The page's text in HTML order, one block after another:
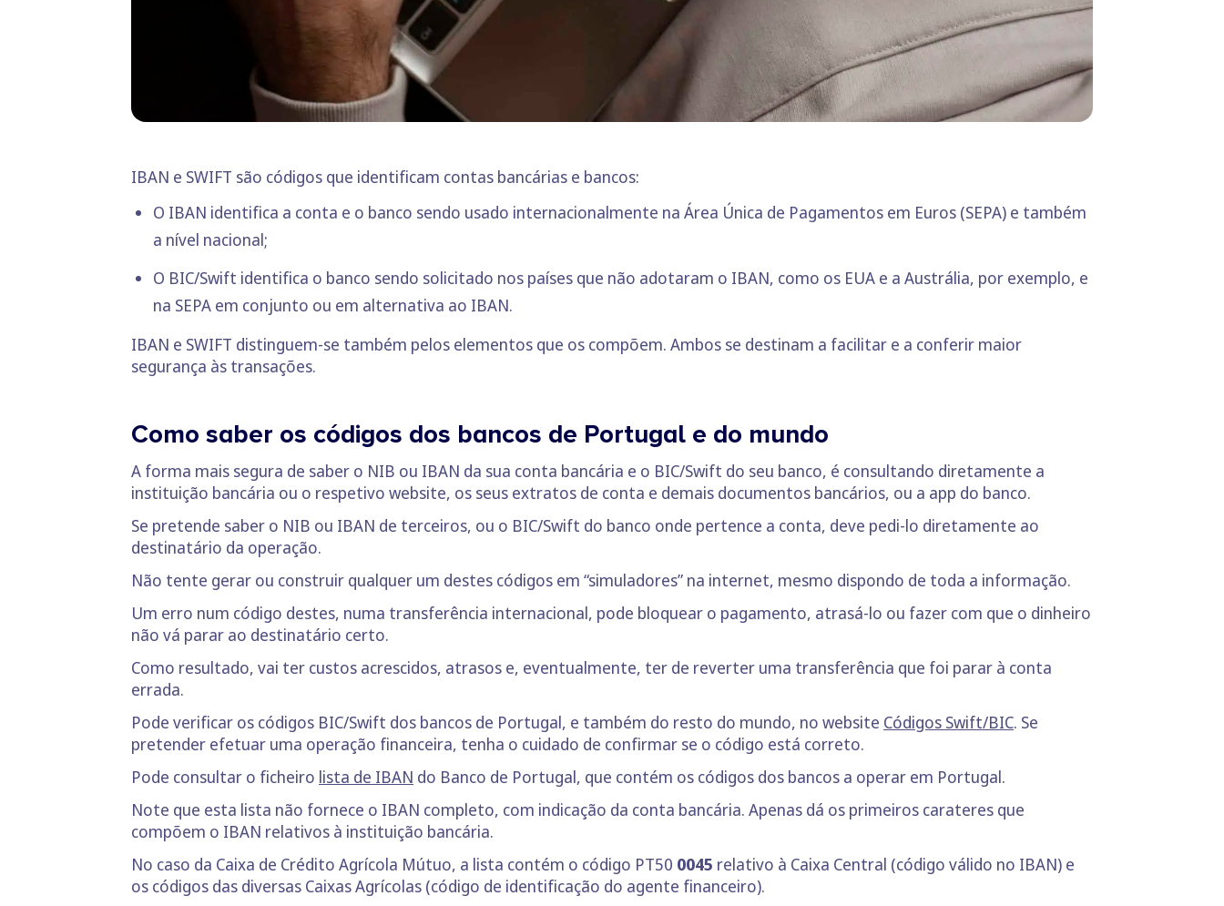
IBAN e SWIFT são códigos que identificam contas bancárias e bancos:
O IBAN identifica a conta e o banco sendo usado internacionalmente na Área Única de Pagamentos em Euros (SEPA) e também
a nível nacional;
O BIC/Swift identifica o banco sendo solicitado nos países que não adotaram o IBAN, como os EUA e a Austrália, por exemplo, e
na SEPA em conjunto ou em alternativa ao IBAN.
IBAN e SWIFT distinguem-se também pelos elementos que os compõem. Ambos se destinam a facilitar e a conferir maior
segurança às transações.
Como saber os códigos dos bancos de Portugal e do mundo
A forma mais segura de saber o NIB ou IBAN da sua conta bancária e o BIC/Swift do seu banco, é consultando diretamente a
instituição bancária ou o respetivo website, os seus extratos de conta e demais documentos bancários, ou a app do banco.
Se pretende saber o NIB ou IBAN de terceiros, ou o BIC/Swift do banco onde pertence a conta, deve pedi-lo diretamente ao
destinatário da operação.
Não tente gerar ou construir qualquer um destes códigos em “simuladores” na internet, mesmo dispondo de toda a informação.
Um erro num código destes, numa transferência internacional, pode bloquear o pagamento, atrasá-lo ou fazer com que o dinheiro
não vá parar ao destinatário certo.
Como resultado, vai ter custos acrescidos, atrasos e, eventualmente, ter de reverter uma transferência que foi parar à conta
errada.
Pode verificar os códigos BIC/Swift dos bancos de Portugal, e também do resto do mundo, no website Códigos Swift/BIC. Se
pretender efetuar uma operação financeira, tenha o cuidado de confirmar se o código está correto.
Pode consultar o ficheiro lista de IBAN do Banco de Portugal, que contém os códigos dos bancos a operar em Portugal.
Note que esta lista não fornece o IBAN completo, com indicação da conta bancária. Apenas dá os primeiros carateres que
compõem o IBAN relativos à instituição bancária.
No caso da Caixa de Crédito Agrícola Mútuo, a lista contém o código PT50 0045 relativo à Caixa Central (código válido no IBAN) e
os códigos das diversas Caixas Agrícolas (código de identificação do agente financeiro).